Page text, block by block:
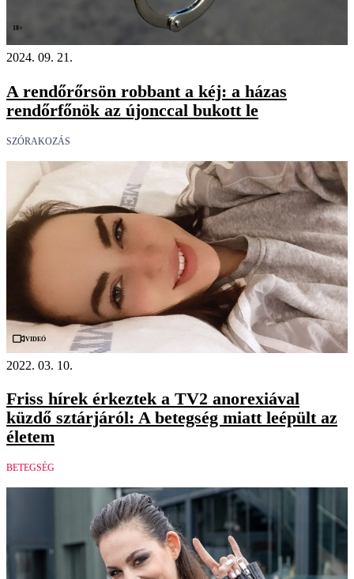
18+
2024. 09. 21.
A rendőrőrsön robbant a kéj: a házas
rendőrfőnök az újonccal bukott le
SZÓRAKOZÁS
Videó
2022. 03. 10.
Friss hírek érkeztek a TV2 anorexiával
küzdő sztárjáról: A betegség miatt leépült az
életem
BETEGSÉG